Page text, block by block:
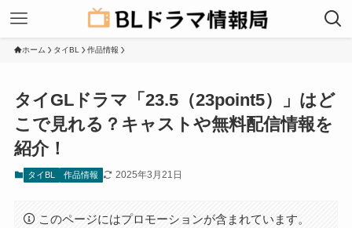
ホーム タイBL 作品情報
タイGLドラマ「23.5（23point5）」はど
こで見れる？キャストや無料配信情報を
紹介！
タイBL 作品情報 2025年3月21日
このページにはプロモーションが含まれています。